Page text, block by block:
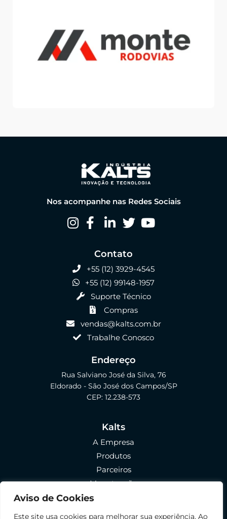
Aviso de Cookies
Este site usa cookies para melhorar sua experiência. Ao
Nos acompanhe nas Redes Sociais
Contato
+55 (12) 3929-4545
+55 (12) 99148-1957
Suporte Técnico
Compras
vendas@kalts.com.br
Trabalhe Conosco
Endereço
Rua Salviano José da Silva, 76
Eldorado - São José dos Campos/SP
CEP: 12.238-573
Kalts
A Empresa
Produtos
Parceiros
Manutenção